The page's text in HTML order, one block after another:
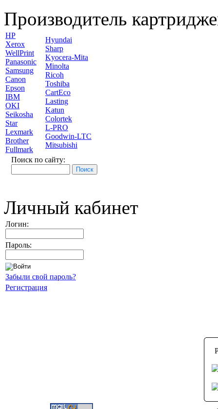
Производитель
HP
Xerox
WellPrint
Panasonic
Samsung
Canon
Epson
IBM
OKI
Seikosha
Star
Lexmark
Brother
Fullmark
Hyundai
Sharp
Kyocera-Mita
Minolta
Ricoh
Toshiba
CartEco
Lasting
Katun
Colortek
L-PRO
Goodwin-LTC
Mitsubishi
Поиск по сайту:
Личный кабинет
Логин:
Пароль:
Забыли свой пароль?
Регистрация